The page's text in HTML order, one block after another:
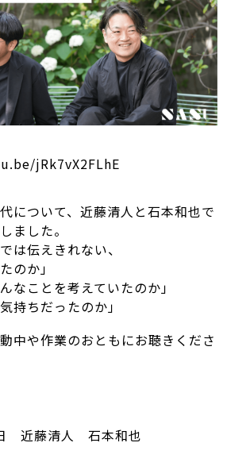
jRk7vX2FLhE
について、近藤清人と石本和也で
ました。
は伝えきれない、
のか」
なことを考えていたのか」
持ちだったのか」
中や作業のおともにお聴きくださ
近藤清人 石本和也